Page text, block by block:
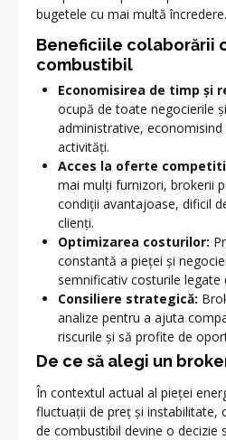
bugetele cu mai multă încredere.
Beneficiile colaborării
combustibil
Economisirea de timp și
ocupă de toate negocierile
administrative,
activități.
Acces la oferte
mai mulți furnizori, brokerii
condiții avantajoase, dificil
clienți.
Optimizarea costurilor:
constantă a pieței și
semnificativ costurile legate
Consiliere strategică:
analize pentru a ajuta
riscurile și să profite de
De ce să alegi un
În contextul actual al pieței
fluctuații de preț și instabilitate,
de combustibil devine o decizie